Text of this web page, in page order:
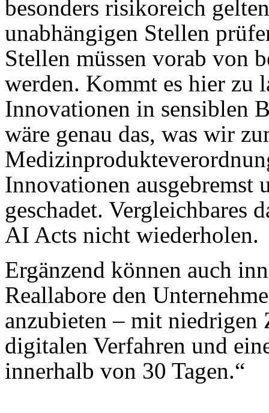
besonders risikoreich
unabhängigen Stellen
Stellen müssen vorab von
werden. Kommt es hier zu
Innovationen in sensiblen
wäre genau das, was wir
Innovationen ausgebremst
geschadet. Vergleichbares
AI Acts nicht wiederholen.
Ergänzend können auch
Reallabore den
anzubieten – mit niedrigen
digitalen Verfahren und
innerhalb von 30 Tagen.“